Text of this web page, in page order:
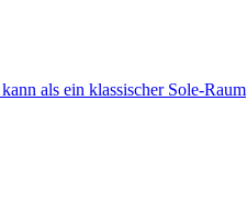
als ein klassischer Sole-Raum